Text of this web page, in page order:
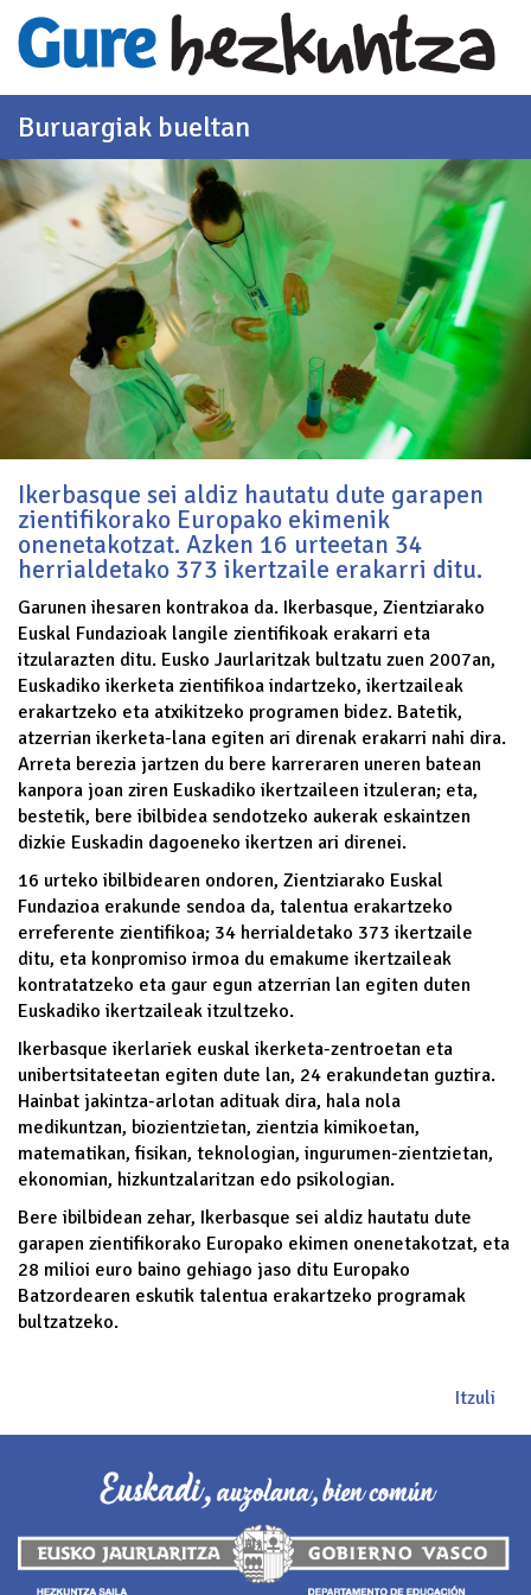
Eduki nagusira joan
Buruargiak bueltan
Ikerbasque sei aldiz hautatu dute garapen
zientifikorako Europako ekimenik
onenetakotzat. Azken 16 urteetan 34
herrialdetako 373 ikertzaile erakarri ditu.
Garunen ihesaren kontrakoa da. Ikerbasque, Zientziarako
Euskal Fundazioak langile zientifikoak erakarri eta
itzularazten ditu. Eusko Jaurlaritzak bultzatu zuen 2007an,
Euskadiko ikerketa zientifikoa indartzeko, ikertzaileak
erakartzeko eta atxikitzeko programen bidez. Batetik,
atzerrian ikerketa-lana egiten ari direnak erakarri nahi dira.
Arreta berezia jartzen du bere karreraren uneren batean
kanpora joan ziren Euskadiko ikertzaileen itzuleran; eta,
bestetik, bere ibilbidea sendotzeko aukerak eskaintzen
dizkie Euskadin dagoeneko ikertzen ari direnei.
16 urteko ibilbidearen ondoren, Zientziarako Euskal
Fundazioa erakunde sendoa da, talentua erakartzeko
erreferente zientifikoa; 34 herrialdetako 373 ikertzaile
ditu, eta konpromiso irmoa du emakume ikertzaileak
kontratatzeko eta gaur egun atzerrian lan egiten duten
Euskadiko ikertzaileak itzultzeko.
Ikerbasque ikerlariek euskal ikerketa-zentroetan eta
unibertsitateetan egiten dute lan, 24 erakundetan guztira.
Hainbat jakintza-arlotan adituak dira, hala nola
medikuntzan, biozientzietan, zientzia kimikoetan,
matematikan, fisikan, teknologian, ingurumen-zientzietan,
ekonomian, hizkuntzalaritzan edo psikologian.
Bere ibilbidean zehar, Ikerbasque sei aldiz hautatu dute
garapen zientifikorako Europako ekimen onenetakotzat, eta
28 milioi euro baino gehiago jaso ditu Europako
Batzordearen eskutik talentua erakartzeko programak
bultzatzeko.
Itzuli